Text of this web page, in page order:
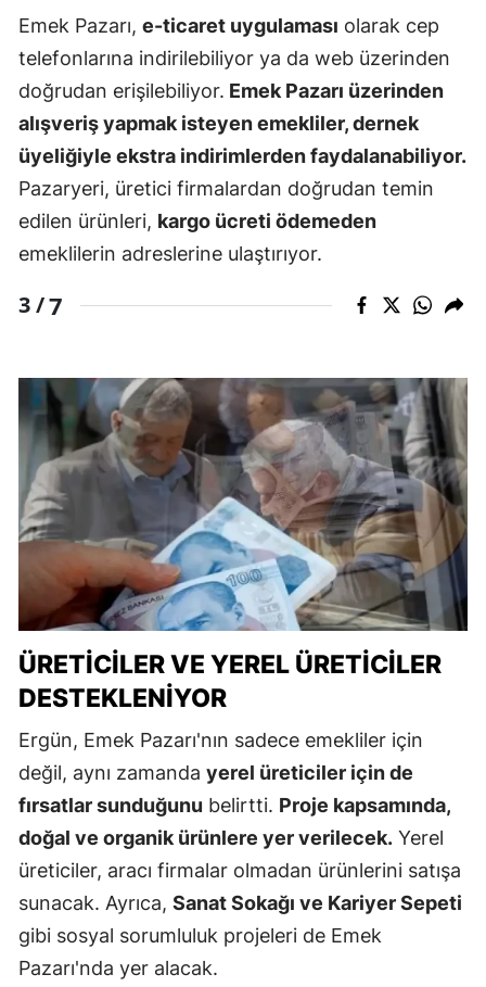
Emek Pazarı, e-ticaret uygulaması olarak cep
telefonlarına indirilebiliyor ya da web üzerinden
doğrudan erişilebiliyor. Emek Pazarı üzerinden
alışveriş yapmak isteyen emekliler, dernek
üyeliğiyle ekstra indirimlerden faydalanabiliyor.
Pazaryeri, üretici firmalardan doğrudan temin
edilen ürünleri, kargo ücreti ödemeden
emeklilerin adreslerine ulaştırıyor.
3 /7
ÜRETICILER VE YEREL ÜRETICILER
DESTEKLENIYOR
Ergün, Emek Pazarı'nın sadece emekliler için
değil, aynı zamanda yerel üreticiler için de
fırsatlar sunduğunu belirtti. Proje kapsamında,
doğal ve organik ürünlere yer verilecek. Yerel
üreticiler, aracı firmalar olmadan ürünlerini satışa
sunacak. Ayrıca, Sanat Sokağı ve Kariyer Sepeti
gibi sosyal sorumluluk projeleri de Emek
Pazarı'nda yer alacak.